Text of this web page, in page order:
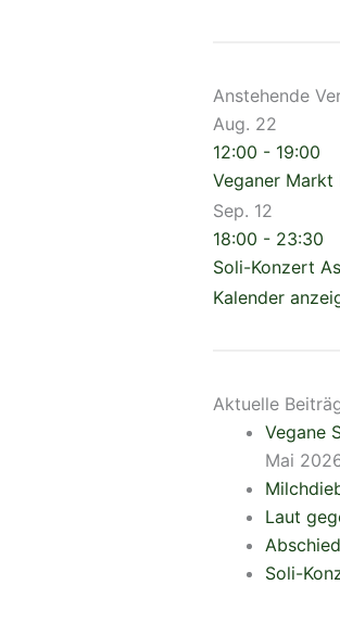
Anstehende
Aug. 22
12:00 - 19:00
Veganer
Sep. 12
18:00 - 23:30
Soli-Konzert
Kalender
Aktuelle
Vegane
Mai
Laut
Soli-